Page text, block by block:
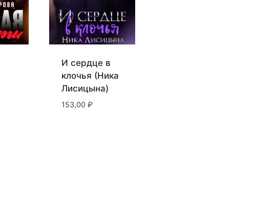
И сердце в
клочья (Ника
Лисицына)
153,00 ₽